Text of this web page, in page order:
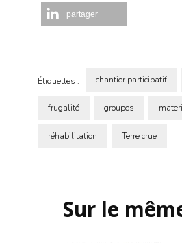
partager
Étiquettes : chantier participatif
frugalité groupes
réhabilitation Terre crue
Sur le